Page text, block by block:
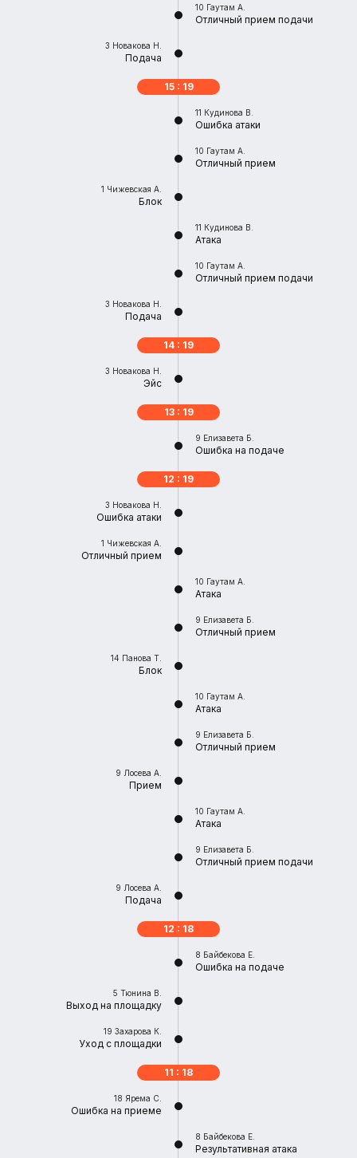
10 Гаутам А.
Отличный прием подачи
3 Новакова Н.
Подача
15 : 19
11 Кудинова В.
Ошибка атаки
10 Гаутам А.
Отличный прием
1 Чижевская А.
Блок
11 Кудинова В.
Атака
10 Гаутам А.
Отличный прием подачи
3 Новакова Н.
Подача
14 : 19
3 Новакова Н.
Эйс
13 : 19
9 Елизавета Б.
Ошибка на подаче
12 : 19
3 Новакова Н.
Ошибка атаки
1 Чижевская А.
Отличный прием
10 Гаутам А.
Атака
9 Елизавета Б.
Отличный прием
14 Панова Т.
Блок
10 Гаутам А.
Атака
9 Елизавета Б.
Отличный прием
9 Лосева А.
Прием
10 Гаутам А.
Атака
9 Елизавета Б.
Отличный прием подачи
9 Лосева А.
Подача
12 : 18
8 Байбекова Е.
Ошибка на подаче
5 Тюнина В.
Выход на площадку
19 Захарова К.
Уход с площадки
11 : 18
18 Ярема С.
Ошибка на приеме
8 Байбекова Е.
Результативная атака